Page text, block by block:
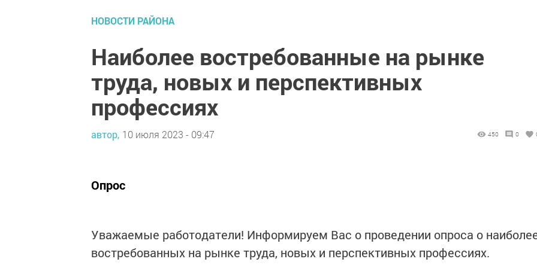
НОВОСТИ РАЙОНА
Наиболее востребованные на рынке
труда, новых и перспективных
профессиях
автор, 10 июля 2023 - 09:47 450 0
Опрос
Уважаемые работодатели! Информируем Вас о проведении опроса о
востребованных на рынке труда, новых и перспективных профессиях.